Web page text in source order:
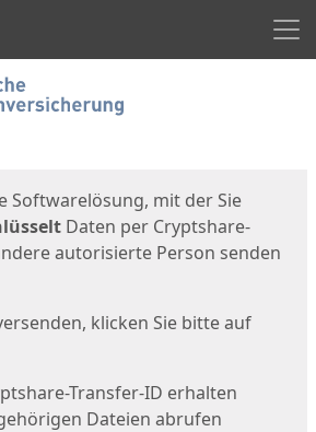
Softwarelösung, mit der Sie
Daten per Cryptshare-
autorisierte Person senden
klicken Sie bitte auf
Transfer-ID erhalten
Dateien abrufen